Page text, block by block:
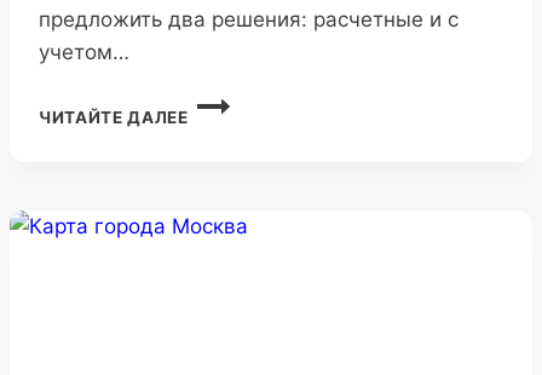
предложить два решения: расчетные и с
учетом…
ЧИТАЙТЕ ДАЛЕЕ
МСК-86
ХАНТЫ-